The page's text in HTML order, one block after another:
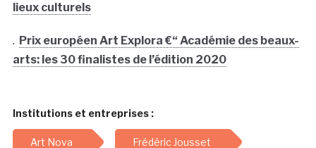
lieux culturels
. Prix européen Art Explora €“ Académie des beaux-
arts: les 30 finalistes de l’édition 2020
Institutions et entreprises :
Art Nova Frédéric Jousset